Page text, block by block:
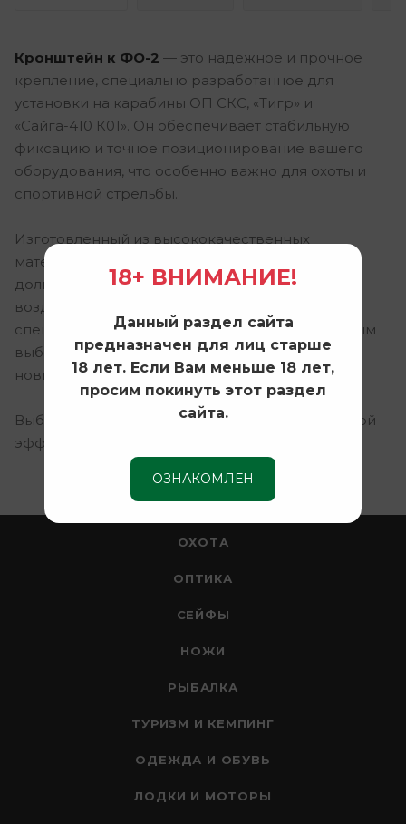
Кронштейн к ФО-2 — это надежное и прочное
крепление, специально разработанное для
установки на карабины ОП СКС, «Тигр» и
«Сайга-410 К01». Он обеспечивает стабильную
фиксацию и точное позиционирование вашего
оборудования, что особенно важно для охоты и
спортивной стрельбы.
Изготовленный из высококачественных
материалов, кронштейн гарантирует
долговечность и устойчивость к внешним
воздействиям. Установка проста и не требует
специальных навыков, что делает его идеальным
выбором как для профессионалов, так и для
новичков.
Выбирайте кронштейн к ФО-2 для максимальной
эффективности и надежности вашего оружия.
ОХОТА
ОПТИКА
СЕЙФЫ
НОЖИ
РЫБАЛКА
ТУРИЗМ И КЕМПИНГ
ОДЕЖДА И ОБУВЬ
ЛОДКИ И МОТОРЫ
18+ ВНИМАНИЕ!
Данный раздел сайта
предназначен для лиц старше
18 лет. Если Вам меньше 18 лет,
просим покинуть этот раздел
сайта.
ОЗНАКОМЛЕН